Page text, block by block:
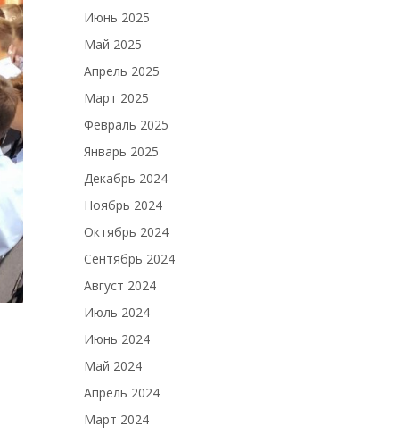
Июнь 2025
Май 2025
Апрель 2025
Март 2025
Февраль 2025
Январь 2025
Декабрь 2024
Ноябрь 2024
Октябрь 2024
Сентябрь 2024
Август 2024
Июль 2024
Июнь 2024
Май 2024
Апрель 2024
Март 2024